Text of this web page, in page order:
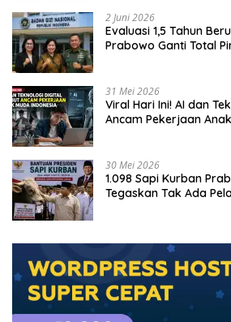
2 Juni 2026
Evaluasi 1,5 Tahun
Prabowo Ganti Total
31 Mei 2026
Viral Hari Ini! AI dan
Ancam Pekerjaan
30 Mei 2026
1.098 Sapi Kurban
Tegaskan Tak Ada